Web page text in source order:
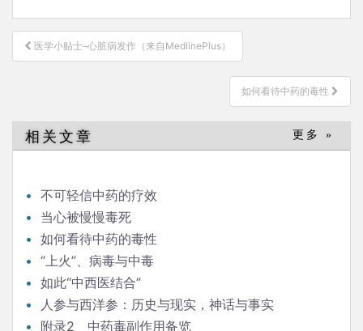
文
章
医学小贴士–心脏病发作（来自MedlinePlus）
如何看待中药的毒性
相关文章 更多 »
不可轻信中药的疗效
当心被慢慢毒死
如何看待中药的毒性
“上火”、病毒与中毒
如此“中西医结合”
人参与西洋参：历史与现实，神话与事实
附录2 中药毒副作用备览